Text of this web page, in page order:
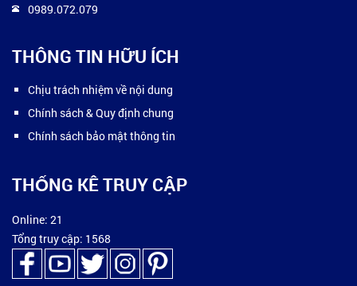
0989.072.079
THÔNG TIN HỮU ÍCH
Chịu trách nhiệm về nội dung
Chính sách & Quy định chung
Chính sách bảo mật thông tin
THỐNG KÊ TRUY CẬP
Online: 21
Tổng truy cập: 1568